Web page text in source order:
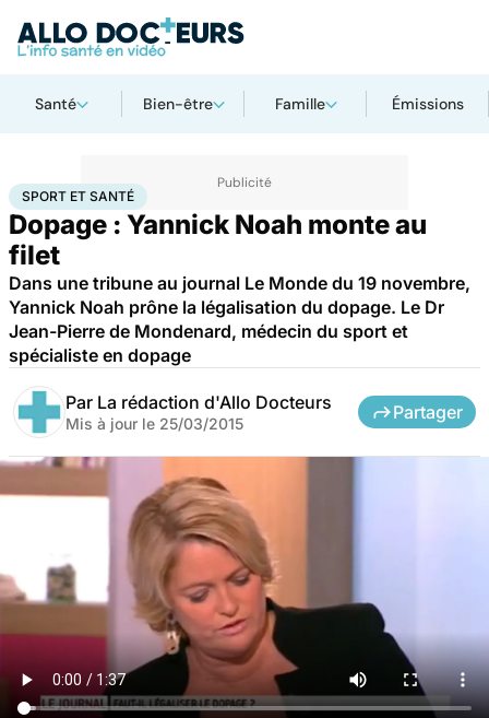
Santé Bien-être Famille Émissions
AccueilBien-êtreSport santé Sport et santé
SPORT ET SANTÉ
Dopage : Yannick Noah monte au
filet
Dans une tribune au journal Le Monde du 19 novembre,
Yannick Noah prône la légalisation du dopage. Le Dr
Jean-Pierre de Mondenard, médecin du sport et
spécialiste en dopage
Par La rédaction d'Allo Docteurs
Mis à jour le 25/03/2015
Partager